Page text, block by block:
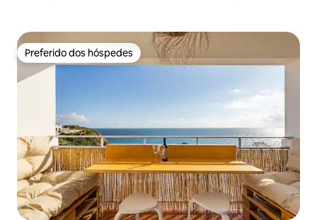
Preferido dos hóspedes
Preferido dos hóspedes